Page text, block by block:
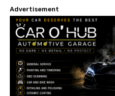
Advertisement